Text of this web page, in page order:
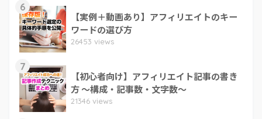
6
【実例＋動画あり】アフィリエイトのキー
ワードの選び方
26453 views
7
【初心者向け】アフィリエイト記事の書き
方 ～構成・記事数・文字数～
21346 views